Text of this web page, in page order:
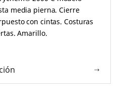
media pierna. Cierre
con cintas. Costuras
Amarillo.